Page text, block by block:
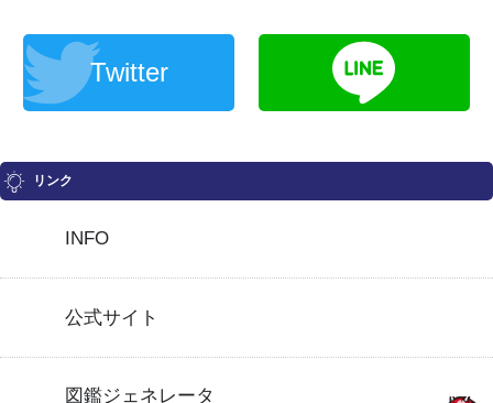
Twitter
リンク
INFO
公式サイト
図鑑ジェネレータ